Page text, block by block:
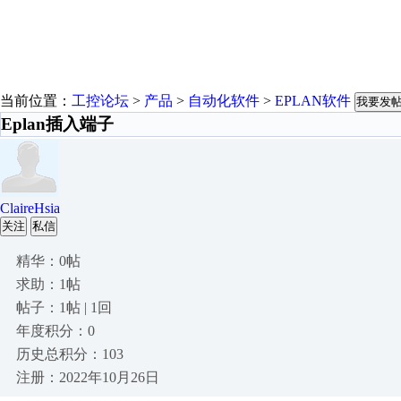
当前位置： 工控论坛 > 产品 > 自动化软件 > EPLAN软件 我要发
Eplan插入端子
ClaireHsia
关注 私信
精华：0帖
求助：1帖
帖子：1帖 | 1回
年度积分：0
历史总积分：103
注册：2022年10月26日